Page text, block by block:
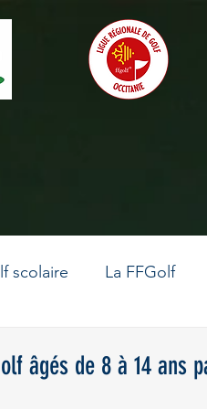
scolaire La FFGolf
âgés de 8 à 14 ans